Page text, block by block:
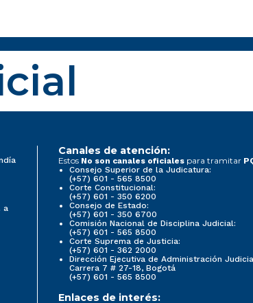
a
Canales de atención:
Estos No son canales oficiales para tramitar
Consejo Superior de la Judicatura:
(+57) 601 - 565 8500
Corte Constitucional:
(+57) 601 - 350 6200
Consejo de Estado:
(+57) 601 - 350 6700
Comisión Nacional de Disciplina Judicial:
(+57) 601 - 565 8500
Corte Suprema de Justicia:
(+57) 601 - 362 2000
Dirección Ejecutiva de Administración
Carrera 7 # 27-18, Bogotá
(+57) 601 - 565 8500
Enlaces de interés: